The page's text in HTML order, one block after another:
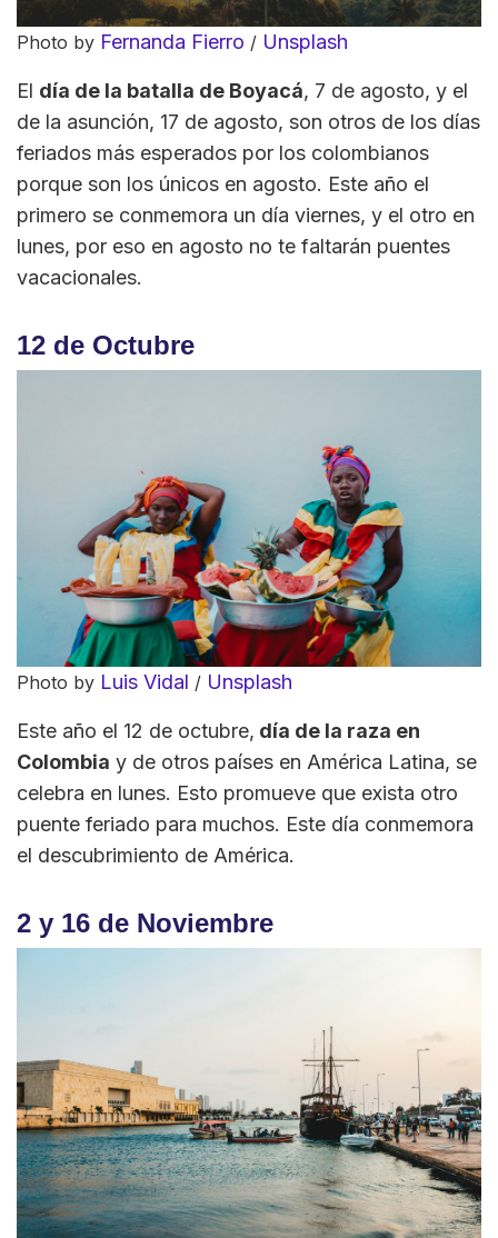
Photo by Fernanda Fierro / Unsplash
El día de la batalla de Boyacá, 7 de agosto, y el
de la asunción, 17 de agosto, son otros de los días
feriados más esperados por los colombianos
porque son los únicos en agosto. Este año el
primero se conmemora un día viernes, y el otro en
lunes, por eso en agosto no te faltarán puentes
vacacionales.
12 de Octubre
Photo by Luis Vidal / Unsplash
Este año el 12 de octubre, día de la raza en
Colombia y de otros países en América Latina, se
celebra en lunes. Esto promueve que exista otro
puente feriado para muchos. Este día conmemora
el descubrimiento de América.
2 y 16 de Noviembre